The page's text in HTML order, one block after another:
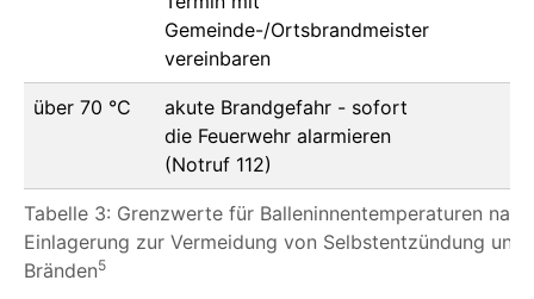
Tabelle 3: Grenzwerte für Balleninnentemperaturen
Einlagerung zur Vermeidung von Selbstentzündung und
Bränden5
Gemeinde-/Ortsbrandmeister
vereinbaren
über 70 °C
akute Brandgefahr - sofort
die Feuerwehr alarmieren
(Notruf 112)